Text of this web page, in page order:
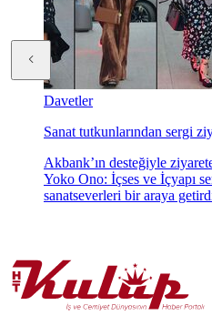
Davetler
Sanat tutkunlarından sergi
Akbank’ın desteğiyle
Yoko Ono: İçses ve İçyapı
sanatseverleri bir araya